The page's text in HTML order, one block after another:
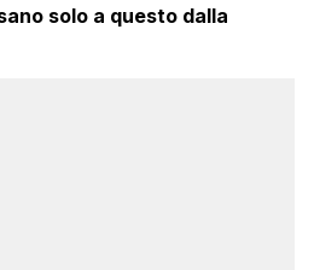
solo a questo dalla